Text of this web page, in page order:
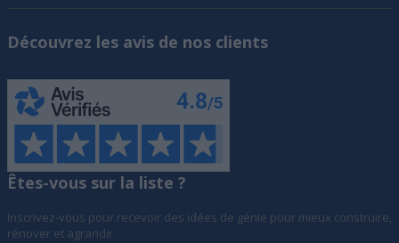
Découvrez les avis de nos clients
Êtes-vous sur la liste ?
Inscrivez-vous pour recevoir des idées de génie pour mieux construire,
rénover et agrandir